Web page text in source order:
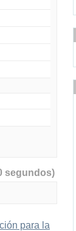
segundos)
para la